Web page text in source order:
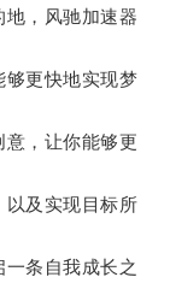
，风驰加速器
更快地实现梦
，让你能够更
及实现目标所
条自我成长之